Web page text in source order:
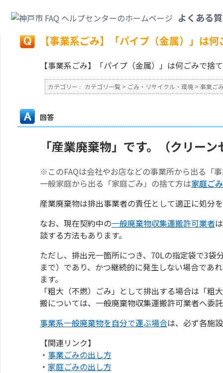
よくある
戻る
【事業系ごみ】「パイプ（金属）」は
【事業系ごみ】「パイプ（金属）」は何ごみで捨
カテゴリー : カテゴリ一覧 > ごみ・リサイクル・環境 > 事業ご
回答
「産業廃棄物」です。（クリー
※このFAQは会社やお店などの事業所から出る「
一般家庭から出る「家庭ごみ」の捨て方は家庭ご
産業廃棄物は排出事業者の責任として適正に処分
なお、現在契約中の一般廃棄物収集運搬許可業者
談する方法もあります。
ただし、排出元一箇所につき、70Lの指定袋で3
まで）であり、かつ継続的に発生しない場合であ
ます。
「粗大（不燃）ごみ」として排出する場合は「
搬については、一般廃棄物収集運搬許可業者へ委
事業系一般廃棄物を自分で運ぶ場合は、必ず各施
【関連リンク】
・ 事業ごみの出し方
・ 家庭ごみの出し方